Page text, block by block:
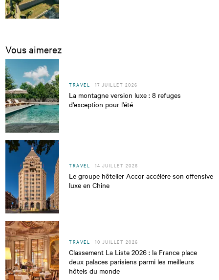
Vous aimerez
TRAVEL 17 JUILLET 2026
La montagne version luxe : 8 refuges
d'exception pour l'été
TRAVEL 14 JUILLET 2026
Le groupe hôtelier Accor accélère son offensive
luxe en Chine
TRAVEL 10 JUILLET 2026
Classement La Liste 2026 : la France place
deux palaces parisiens parmi les meilleurs
hôtels du monde